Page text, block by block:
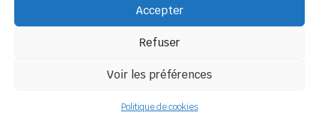
Accepter
Refuser
Voir les préférences
Politique de cookies
Tél. 05 49 04 91 45 / 06 14 12 56 26
Mentions légales | Politique de confidentialité